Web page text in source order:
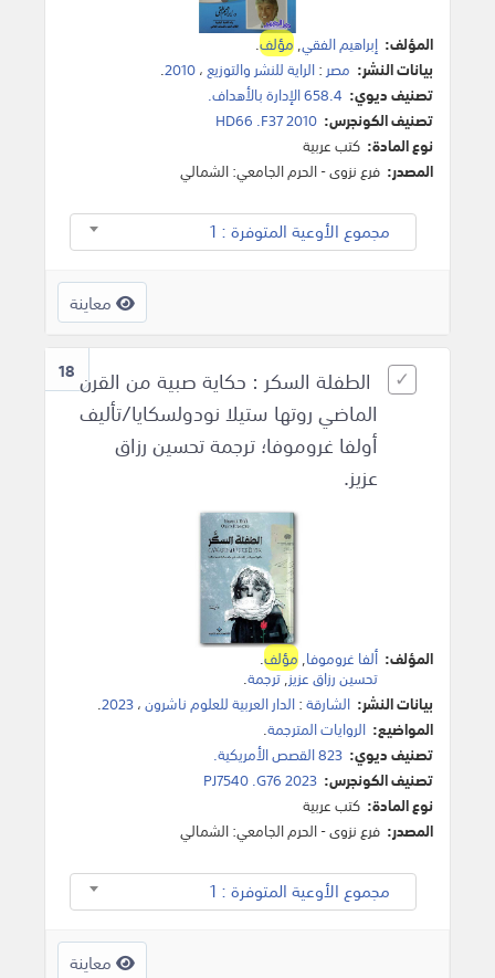
المؤلف: إبراهيم الفقي,مؤلف.
بيانات النشر: مصر :الراية للنشر والتوزيع،2010
.
تصنيف ديوي: 658.4 الإدارة بالأهداف.
تصنيف الكونجرس: HD66 .F37 2010
نوع المادة: كتب عربية
المصدر: فرع نزوى - الحرم الجامعي: الشمالي
مجموع الأوعية المتوفرة : 1
معاينة
18الطفلة السكر : حكاية صبية من القرن
الماضي روتها ستيلا نودولسكايا/تأليف
أولفا غروموفا؛ ترجمة تحسين رزاق
عزيز.
المؤلف: ألفا غروموفا,مؤلف.
تحسين رزاق عزيز,ترجمة.
بيانات النشر: الشارقة:الدار العربية للعلوم ناشرون،2023
.
المواضيع: الروايات المترجمة.
تصنيف ديوي: 823 القصص الأمريكية.
تصنيف الكونجرس: PJ7540 .G76 2023
نوع المادة: كتب عربية
المصدر: فرع نزوى - الحرم الجامعي: الشمالي
مجموع الأوعية المتوفرة : 1
معاينة